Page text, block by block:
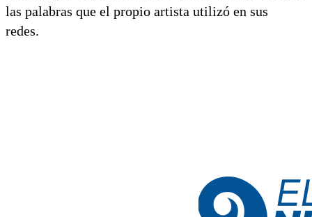
las palabras que el propio artista utilizó en sus
redes.